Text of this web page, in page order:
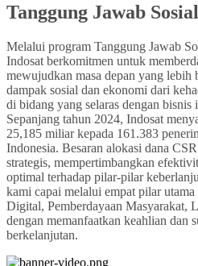
Tanggung Jawab Sosial
Melalui program Tanggung Jawab
Indosat berkomitmen untuk
mewujudkan masa depan yang lebih
dampak sosial dan ekonomi dari
di bidang yang selaras dengan
Sepanjang tahun 2024, Indosat
25,185 miliar kepada 161.383
Indonesia. Besaran alokasi dana
strategis, mempertimbangkan
optimal terhadap pilar-pilar
kami capai melalui empat pilar
Digital, Pemberdayaan Masyarakat,
dengan memanfaatkan keahlian dan
berkelanjutan.